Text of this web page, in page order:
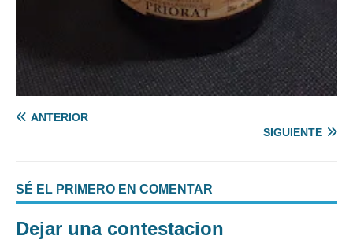
ANTERIOR
SIGUIENTE
SÉ EL PRIMERO EN COMENTAR
Dejar una contestacion